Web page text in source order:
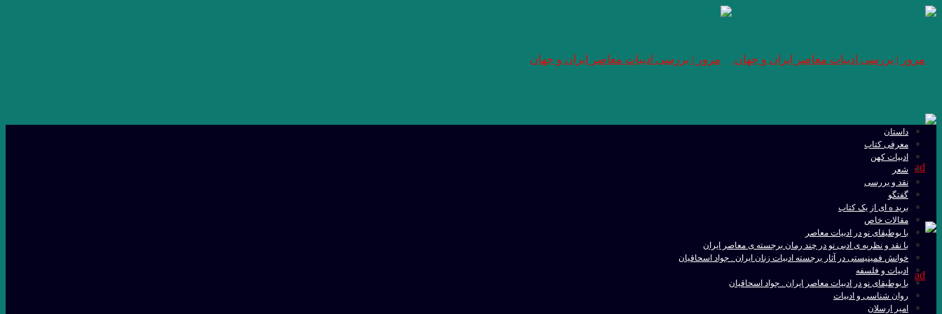
داستان
معرفی کتاب
ادبیات کهن
شعر
نقد و بررسی
گفتگو
برید ه ای از یک کتاب
مقالات خاص
با بوطیقای نو در ادبیات معاصر
با نقد و نظریه ی ادبی نو در چند رمان برجسته ی معاصر ایران
خوانش فمینیستی در آثار برجسته ادبیات زنان ایران . جواد اسحاقیان
ادبیات و فلسفه
با بوطیقای نو در ادبیات معاصر ایران . جواد اسحاقیان
روان شناسی و ادبیات
امیر ارسلان